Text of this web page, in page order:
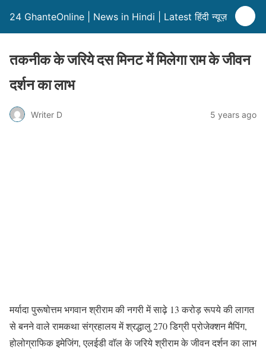
24 GhanteOnline | News in Hindi | Latest हिंदी न्यूज़
तकनीक के जरिये दस मिनट में मिलेगा राम के जीवन
दर्शन का लाभ
Writer D 5 years ago
मर्यादा पुरूषोत्तम भगवान श्रीराम की नगरी में साढ़े 13 करोड़ रूपये की लागत
से बनने वाले रामकथा संग्रहालय में श्रद्धालु 270 डिग्री प्रोजेक्शन मैपिंग,
होलोग्राफिक इमेजिंग, एलईडी वाॅल के जरिये श्रीराम के जीवन दर्शन का लाभ